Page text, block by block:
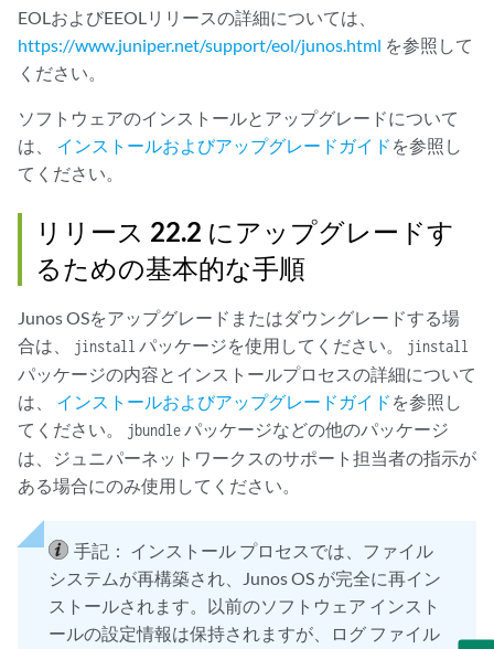
EOLおよびEEOLリリースの詳細については、
https://www.juniper.net/support/eol/junos.html を参照して
ください。
ソフトウェアのインストールとアップグレードについて
は、 インストールおよびアップグレードガイド を参照し
てください。
リリース 22.2 にアップグレードす
るための基本的な手順
Junos OSをアップグレードまたはダウングレードする場
合は、
jinstall パッケージを使用してください。 jinstall
パッケージの内容とインストールプロセスの詳細について
は、 インストールおよびアップグレードガイド を参照し
てください。
jbundleパッケージなどの他のパッケージ
は、ジュニパーネットワークスのサポート担当者の指示が
ある場合にのみ使用してください。
手記： インストール プロセスでは、ファイル
システムが再構築され、Junos OS が完全に再イン
ストールされます。以前のソフトウェア インスト
ールの設定情報は保持されますが、ログ ファイル